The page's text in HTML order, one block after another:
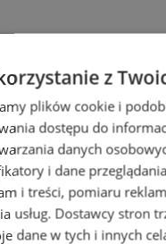
z
plików cookie i
dostępu do
danych
i dane
i treści, pomiaru
usług. Dostawcy stron
dane w tych i innych